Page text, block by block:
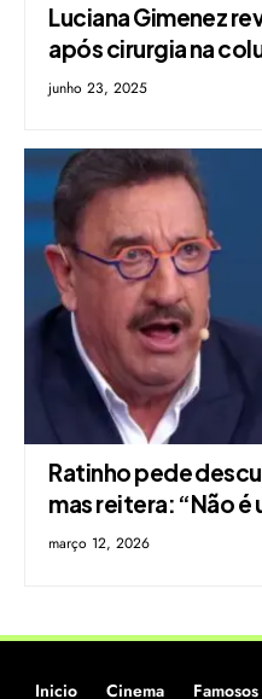
Luciana Gimenez
após cirurgia na
junho 23, 2025
Ratinho pede
mas reitera: “Não é
março 12, 2026
Inicio Cinema Famosos